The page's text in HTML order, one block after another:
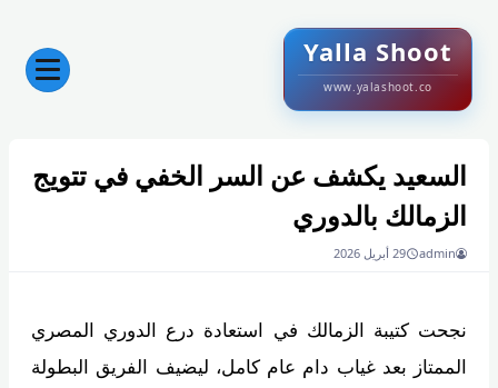
Yalla Shoot
www.yalashoot.co
السعيد يكشف عن السر الخفي في تتويج
الزمالك بالدوري
admin 29 أبريل 2026
نجحت كتيبة الزمالك في استعادة درع الدوري المصري
الممتاز بعد غياب دام عام كامل، ليضيف الفريق البطولة